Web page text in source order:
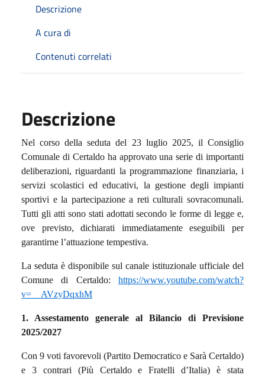
Descrizione
A cura di
Contenuti correlati
Descrizione
Nel corso della seduta del 23 luglio 2025, il Consiglio
Comunale di Certaldo ha approvato una serie di importanti
deliberazioni, riguardanti la programmazione finanziaria, i
servizi scolastici ed educativi, la gestione degli impianti
sportivi e la partecipazione a reti culturali sovracomunali.
Tutti gli atti sono stati adottati secondo le forme di legge e,
ove previsto, dichiarati immediatamente eseguibili per
garantirne l’attuazione tempestiva.
La seduta è disponibile sul canale istituzionale ufficiale del
Comune di Certaldo: https://www.youtube.com/watch?
v=__AVzyDqxhM
1. Assestamento generale al Bilancio di Previsione
2025/2027
Con 9 voti favorevoli (Partito Democratico e Sarà Certaldo)
e 3 contrari (Più Certaldo e Fratelli d’Italia) è stata